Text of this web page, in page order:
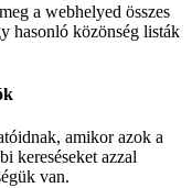
a webhelyed összes
hasonló közönség listák
amikor azok a
kereséseket azzal
van.